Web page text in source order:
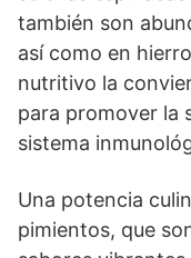
también son
así como en
nutritivo la
para promover la
sistema
Una potencia
pimientos, que